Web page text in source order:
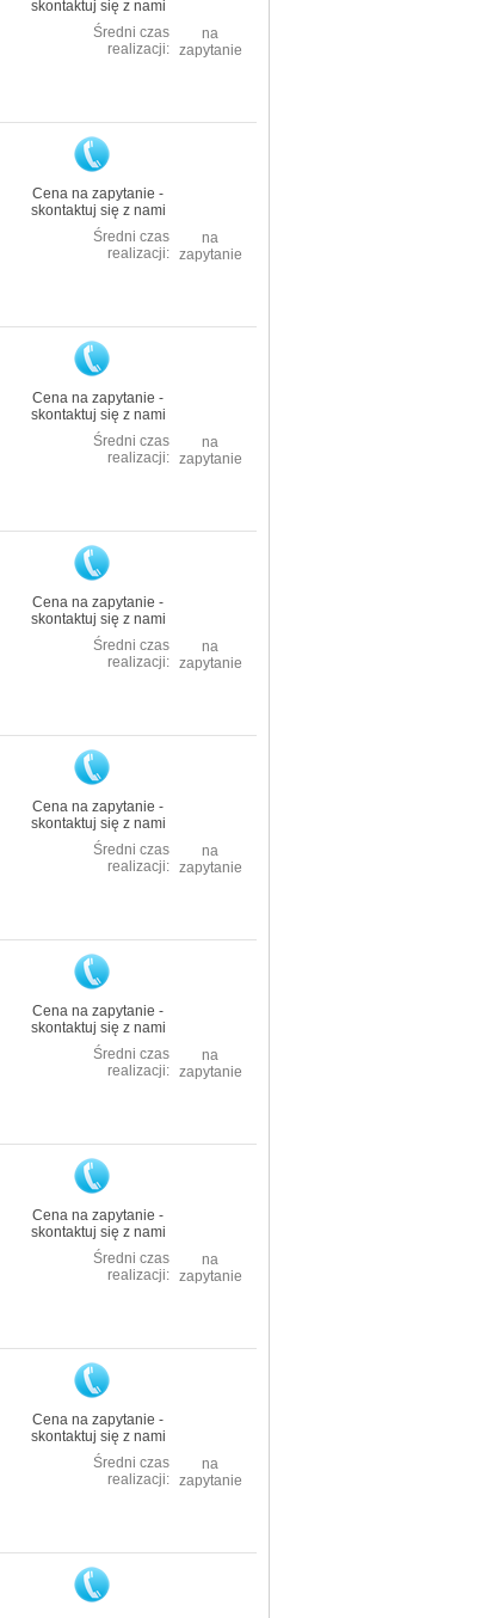
skontaktuj się z nami
na
zapytanie
Średni czas
realizacji:
Cena na zapytanie -
skontaktuj się z nami
na
zapytanie
Średni czas
realizacji:
Cena na zapytanie -
skontaktuj się z nami
na
zapytanie
Średni czas
realizacji:
Cena na zapytanie -
skontaktuj się z nami
na
zapytanie
Średni czas
realizacji:
Cena na zapytanie -
skontaktuj się z nami
na
zapytanie
Średni czas
realizacji:
Cena na zapytanie -
skontaktuj się z nami
na
zapytanie
Średni czas
realizacji:
Cena na zapytanie -
skontaktuj się z nami
na
zapytanie
Średni czas
realizacji:
Cena na zapytanie -
skontaktuj się z nami
na
zapytanie
Średni czas
realizacji: